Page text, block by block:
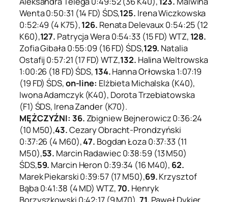
Wenta 0:50:31 (14 FD) ŚDS,125. Irena Wiczkowska
0:52:49 (4 K75),126. Renata Delevaux 0:54:25 (12
K60),127. Patrycja Wera 0:54:33 (15 FD) WTZ, 128.
Zofia Gibała 0:55:09 (16 FD) ŚDS,129. Natalia
Ostafij 0:57:21 (17 FD) WTZ,132. Halina Weltrowska
1:00:26 (18 FD) ŚDS, 134.Hanna Orłowska 1:07:19
(19 FD) ŚDS,on-line: Elżbieta Michalska (K40),
Iwona Adamczyk (K40), Dorota Trzebiatowska
(F1) ŚDS, Irena Zander (K70).
MĘŻCZYŹNI: 36. Zbigniew Bejnerowicz 0:36:24
(10 M50),43.Cezary Obracht-Prondzyński
0:37:26 (4 M60),47. Bogdan Łoza 0:37:33 (11
M50),53. Marcin Radawiec 0:38:59 (13 M50)
ŚDS,59. Marcin Heron 0:39:34 (16 M40), 62.
Marek Piekarski 0:39:57 (17 M50),69.Krzysztof
Bąba 0:41:38 (4 MD) WTZ,70. Henryk
Borzyszkowski 0:42:17 (9 M70),71. Paweł Dykier